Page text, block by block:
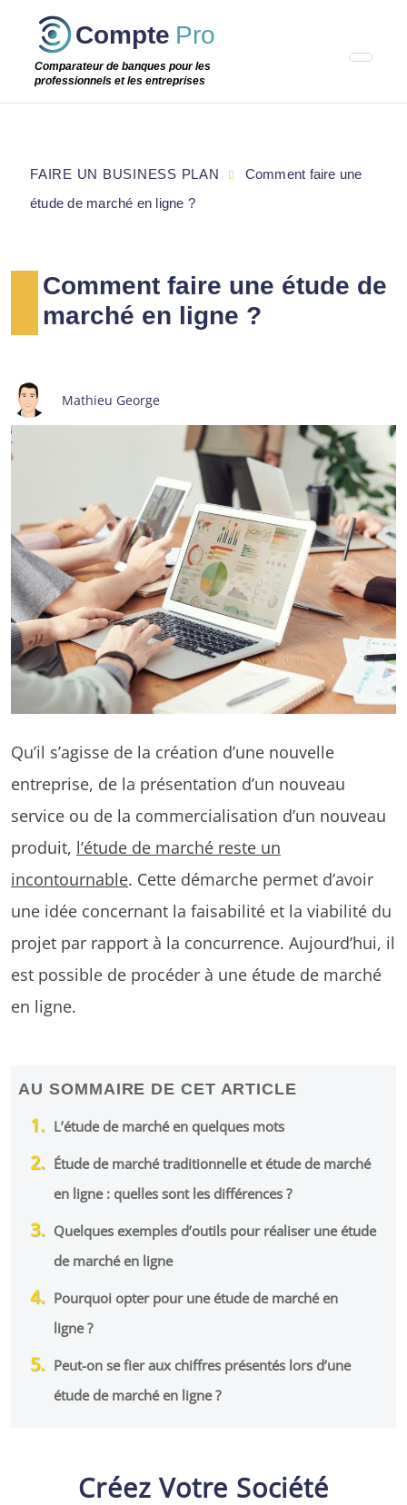
Passer
étape
Compte Pro
Comparateur de banques pour les
professionnels et les entreprises
Comment faire une étude de
marché en ligne ?
Mathieu George
Qu’il s’agisse de la création d’une nouvelle
entreprise, de la présentation d’un nouveau
service ou de la commercialisation d’un nouveau
produit, l’étude de marché reste un
incontournable. Cette démarche permet d’avoir
une idée concernant la faisabilité et la viabilité du
projet par rapport à la concurrence. Aujourd’hui, il
est possible de procéder à une étude de marché
en ligne.
AU SOMMAIRE DE CET ARTICLE
L’étude de marché en quelques mots
Étude de marché traditionnelle et étude de marché
en ligne : quelles sont les différences ?
Quelques exemples d’outils pour réaliser une étude
de marché en ligne
Pourquoi opter pour une étude de marché en
ligne ?
Peut-on se fier aux chiffres présentés lors d’une
étude de marché en ligne ?
Créez Votre Société
FAIRE UN BUSINESS PLAN
Comment faire une
étude de marché en ligne ?